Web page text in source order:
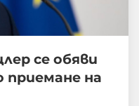
се обяви
приемане на